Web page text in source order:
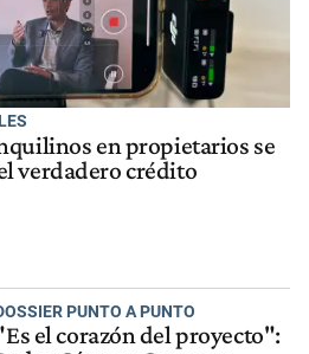
en propietarios se
verdadero crédito
PUNTO A PUNTO
el corazón del proyecto":